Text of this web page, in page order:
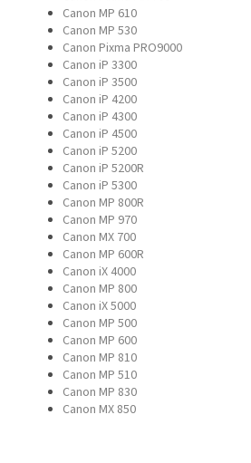
Canon MP 610
Canon MP 530
Canon Pixma PRO9000
Canon iP 3300
Canon iP 3500
Canon iP 4200
Canon iP 4300
Canon iP 4500
Canon iP 5200
Canon iP 5200R
Canon iP 5300
Canon MP 800R
Canon MP 970
Canon MX 700
Canon MP 600R
Canon iX 4000
Canon MP 800
Canon iX 5000
Canon MP 500
Canon MP 600
Canon MP 810
Canon MP 510
Canon MP 830
Canon MX 850